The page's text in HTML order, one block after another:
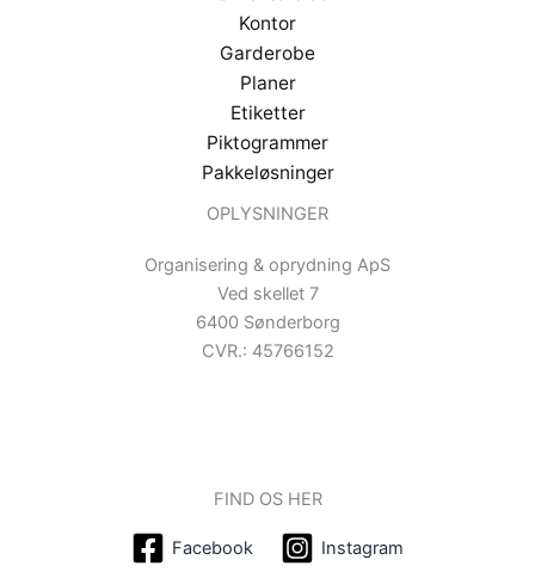
Kontor
Garderobe
Planer
Etiketter
Piktogrammer
Pakkeløsninger
OPLYSNINGER
Organisering & oprydning ApS
Ved skellet 7
6400 Sønderborg
CVR.: 45766152
FIND OS HER
Facebook Instagram